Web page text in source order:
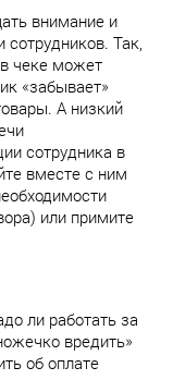
внимание и
Так,
чеке может
«забывает»
А низкий
сотрудника в
вместе с ним
или примите
ли работать за
вредить»
об оплате